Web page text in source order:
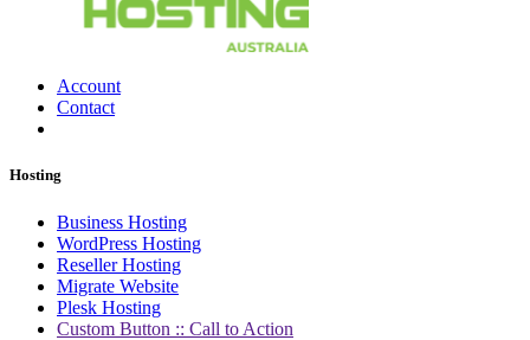
Account
Contact
Hosting
Business Hosting
WordPress Hosting
Reseller Hosting
Migrate Website
Plesk Hosting
Custom Button :: Call to Action